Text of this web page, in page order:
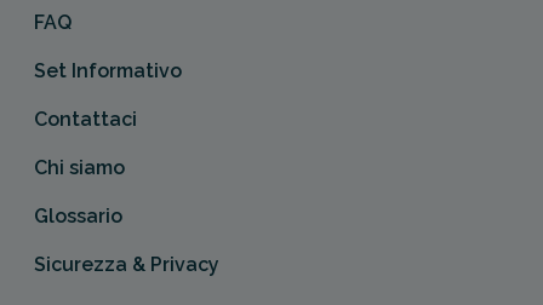
FAQ
Set Informativo
Contattaci
Chi siamo
Glossario
Sicurezza & Privacy